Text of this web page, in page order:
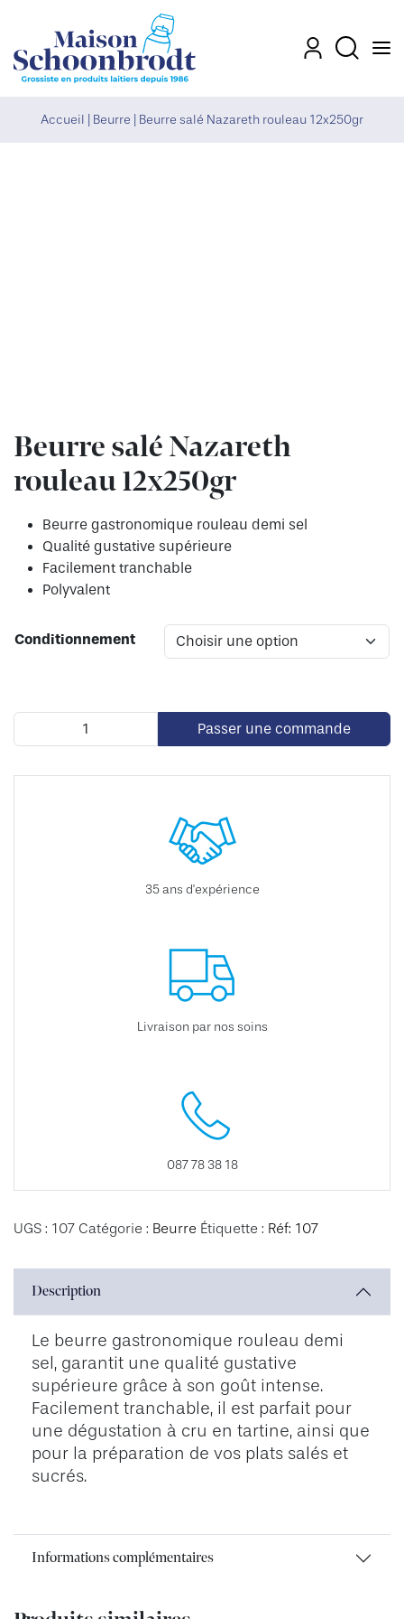
Accueil Beurre Beurre salé Nazareth rouleau 12x250gr
Beurre salé Nazareth
rouleau 12x250gr
Beurre gastronomique rouleau demi sel
Qualité gustative supérieure
Facilement tranchable
Polyvalent
Conditionnement
Passer une commande
35 ans d'expérience
Livraison par nos soins
087 78 38 18
UGS : 107 Catégorie : Beurre Étiquette : Réf: 107
Description
Le beurre gastronomique rouleau demi
sel, garantit une qualité gustative
supérieure grâce à son goût intense.
Facilement tranchable, il est parfait pour
une dégustation à cru en tartine, ainsi que
pour la préparation de vos plats salés et
sucrés.
Informations complémentaires